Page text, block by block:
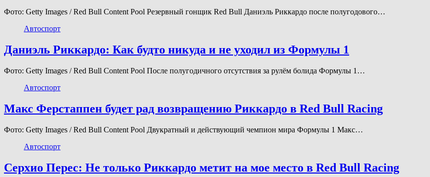
Фото: Getty Images / Red Bull Content Pool Резервный гонщик Red Bull Даниэль Риккардо после полугодового…
Автоспорт
Даниэль Риккардо: Как будто никуда и не уходил из Формулы 1
Фото: Getty Images / Red Bull Content Pool После полугодичного отсутствия за рулём болида Формулы 1…
Автоспорт
Макс Ферстаппен будет рад возвращению Риккардо в Red Bull Racing
Фото: Getty Images / Red Bull Content Pool Двукратный и действующий чемпион мира Формулы 1 Макс…
Автоспорт
Серхио Перес: Не только Риккардо метит на мое место в Red Bull Racing